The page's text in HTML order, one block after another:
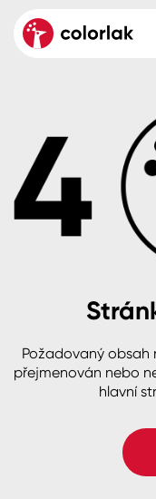
Aktuality
Reference
O společnosti
B2B
Česko
Dřevo
Beton,
Plast,
Stěny
Fasády
Spreje
Colorlak
Požadovaný obsah
přejmenován nebo
hlavní